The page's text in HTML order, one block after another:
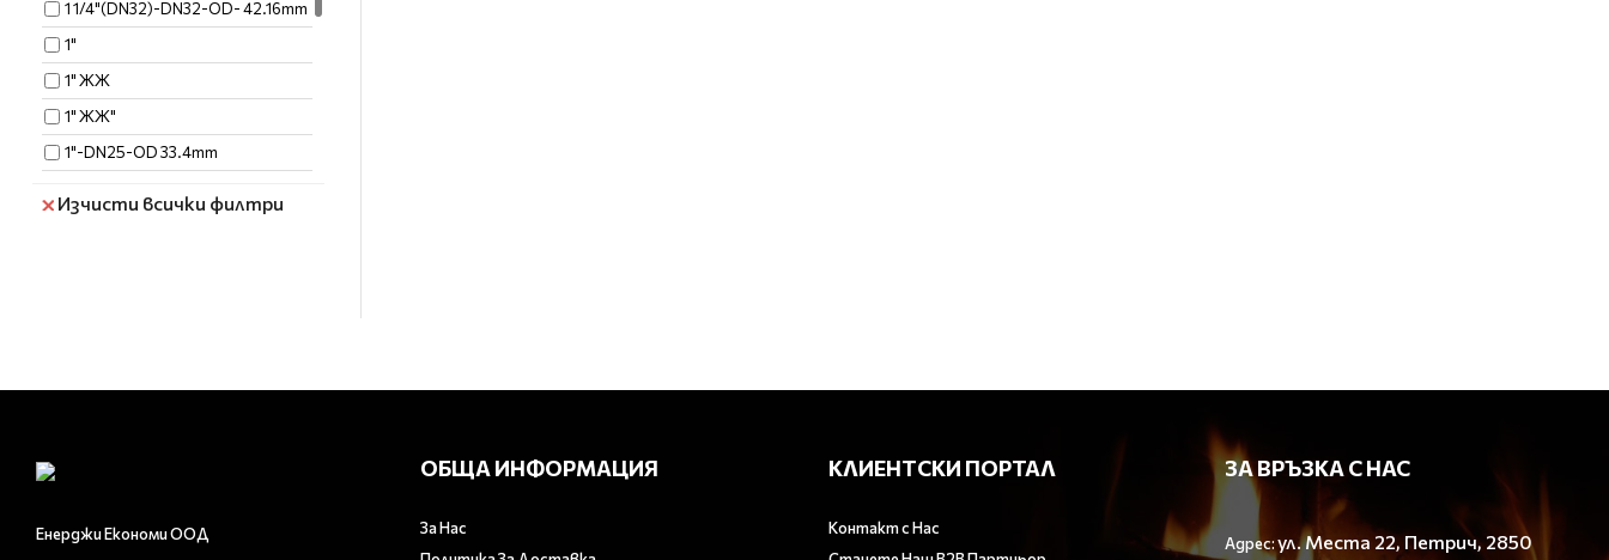
1 1/4"(DN32)-DN32-OD- 42.16mm
1"
1" ЖЖ
1" ЖЖ"
1"-DN25-OD 33.4mm
1/2'' M
Изчисти всички филтри
Енерджи Економи ООД
ОБЩА ИНФОРМАЦИЯ
За Нас
КЛИЕНТСКИ ПОРТАЛ
Контакт с Нас
ЗА ВРЪЗКА С НАС
Адрес:ул. Места 22, Петрич, 2850